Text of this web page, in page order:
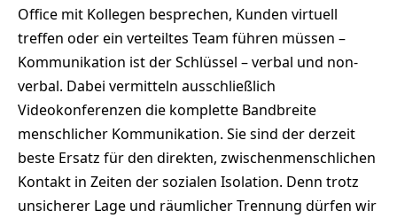
Office mit Kollegen besprechen, Kunden virtuell
treffen oder ein verteiltes Team führen müssen –
Kommunikation ist der Schlüssel – verbal und non-
verbal. Dabei vermitteln ausschließlich
Videokonferenzen die komplette Bandbreite
menschlicher Kommunikation. Sie sind der derzeit
beste Ersatz für den direkten, zwischenmenschlichen
Kontakt in Zeiten der sozialen Isolation. Denn trotz
unsicherer Lage und räumlicher Trennung dürfen wir